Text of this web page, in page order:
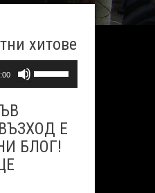
хитове
Използвайте
стрелките
Надолу
за
Е
БЛОГ!